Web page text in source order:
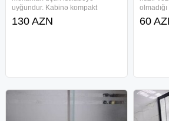
uyğundur. Kabinə kompakt
quruluşu ilə hamam otağında
rahat istifadə imkanı yaradır.
130 AZN
ölçüləri
60